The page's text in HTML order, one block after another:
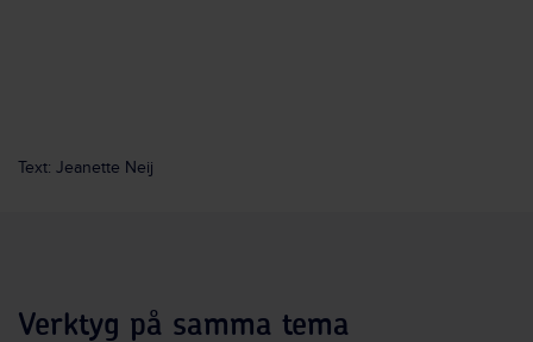
Text: Jeanette Neij
Verktyg på samma tema